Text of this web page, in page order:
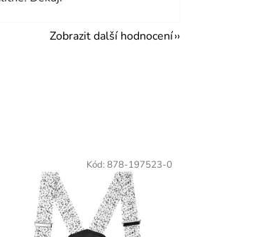
Zobrazit další hodnocení
Kód: 878-197523-0